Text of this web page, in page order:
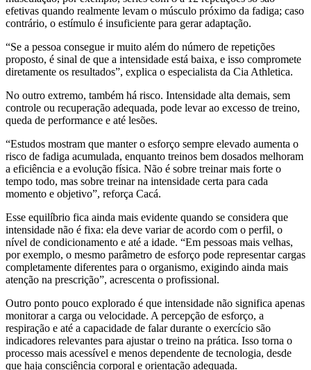
efetivas quando realmente levam o músculo próximo da fadiga; caso
contrário, o estímulo é insuficiente para gerar adaptação.
“Se a pessoa consegue ir muito além do número de repetições
proposto, é sinal de que a intensidade está baixa, e isso compromete
diretamente os resultados”, explica o especialista da Cia Athletica.
No outro extremo, também há risco. Intensidade alta demais, sem
controle ou recuperação adequada, pode levar ao excesso de treino,
queda de performance e até lesões.
“Estudos mostram que manter o esforço sempre elevado aumenta o
risco de fadiga acumulada, enquanto treinos bem dosados melhoram
a eficiência e a evolução física. Não é sobre treinar mais forte o
tempo todo, mas sobre treinar na intensidade certa para cada
momento e objetivo”, reforça Cacá.
Esse equilíbrio fica ainda mais evidente quando se considera que
intensidade não é fixa: ela deve variar de acordo com o perfil, o
nível de condicionamento e até a idade. “Em pessoas mais velhas,
por exemplo, o mesmo parâmetro de esforço pode representar cargas
completamente diferentes para o organismo, exigindo ainda mais
atenção na prescrição”, acrescenta o profissional.
Outro ponto pouco explorado é que intensidade não significa apenas
monitorar a carga ou velocidade. A percepção de esforço, a
respiração e até a capacidade de falar durante o exercício são
indicadores relevantes para ajustar o treino na prática. Isso torna o
processo mais acessível e menos dependente de tecnologia, desde
que haja consciência corporal e orientação adequada.